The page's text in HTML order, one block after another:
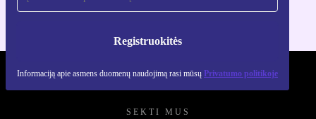
Registruokitės
Informaciją apie asmens duomenų naudojimą rasi mūsų Privatumo politikoje
REFURBED LIETUVA - RETHINK NEW.
SEKTI MUS